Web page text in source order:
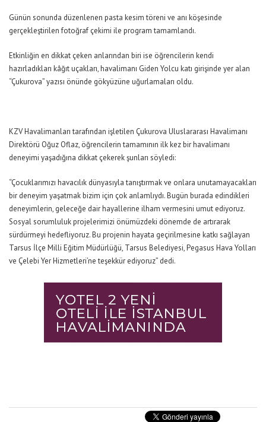
Günün sonunda düzenlenen pasta kesim töreni ve anı köşesinde
gerçekleştirilen fotoğraf çekimi ile program tamamlandı.
Etkinliğin en dikkat çeken anlarından biri ise öğrencilerin kendi
hazırladıkları kâğıt uçakları, havalimanı Giden Yolcu katı girişinde yer alan
“Çukurova” yazısı önünde gökyüzüne uğurlamaları oldu.
KZV Havalimanları tarafından işletilen Çukurova Uluslararası Havalimanı
Direktörü Oğuz Oflaz, öğrencilerin tamamının ilk kez bir havalimanı
deneyimi yaşadığına dikkat çekerek şunları söyledi:
“Çocuklarımızı havacılık dünyasıyla tanıştırmak ve onlara unutamayacakları
bir deneyim yaşatmak bizim için çok anlamlıydı. Bugün burada edindikleri
deneyimlerin, geleceğe dair hayallerine ilham vermesini umut ediyoruz.
Sosyal sorumluluk projelerimizi önümüzdeki dönemde de artırarak
sürdürmeyi hedefliyoruz. Bu projenin hayata geçirilmesine katkı sağlayan
Tarsus İlçe Milli Eğitim Müdürlüğü, Tarsus Belediyesi, Pegasus Hava Yolları
ve Çelebi Yer Hizmetleri’ne teşekkür ediyoruz” dedi.